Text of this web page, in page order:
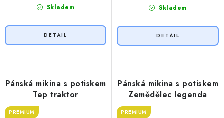
Skladem Skladem
Pánská mikina s potiskem
Tep traktor
PREMIUM
Pánská mikina s potiskem
Zemědělec legenda
PREMIUM